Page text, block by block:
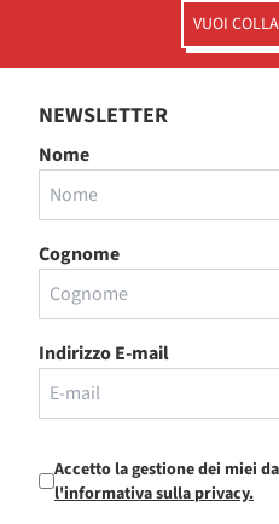
VUOI
NEWSLETTER
Nome
Cognome
Indirizzo E-mail
Accetto la gestione dei miei
l'informativa sulla privacy.